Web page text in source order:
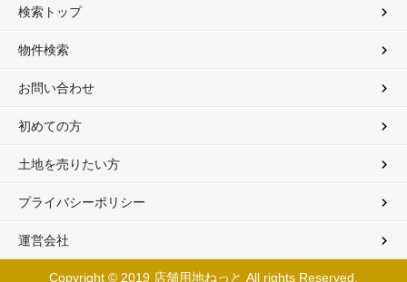
■第6条 退会
当サービスからの退会をご希望される場合は、お客様専用ページの画面から
お手続きいただけます。 また退会手続きのタイミングによっては情報配信
行き違いになる可能性がございますので予めご了承ください。 会員が一定
間当サービスへのログインをされない場合、当社は当該会員に対して、 サ
をご希望の場合は、 当社所定の方法により継続希望のお手続きをおとりい
は、 退会されたものとして処理させていただく場合もございますのでご了
ください。
会員が、当サービスから得た情報を無断で利用したり、その情報を再販売す
ることは出来ません。 当社の承諾なく、転載・複製・頒布・改変すること
できません。
■第8条 免責
当社は、ご利用のお客様に対して事前にお知らせをすることなく、 当サー
個人情報を提供する相手先（例示）
他の宅地建物取引業者、インターネット広告掲載業者・不動産事業者団体
提供される個人情報の項目
な範囲の項目。
4. 個人情報取扱いの委託
お客様の個人情報について、その取扱いを外部に委託する場合があります。
その場合には、個人情報の保護に十分な措置を講じている者を選定し、委託
先に対して必要かつ適切な監督を行い、個人情報の保護の水準を担保いたし
5. 個人情報の厳重かつ適正な管理
お客様の個人情報は適正かつ慎重に管理し、個人情報への不正アクセス、紛
失、改ざん、漏洩等を防止するため、最大 の注意と必要かつ適切な安全管
検索トップ
物件検索
お問い合わせ
初めての方
土地を売りたい方
プライバシーポリシー
運営会社
Copyright © 2019 店舗用地ねっと All rights Reserved.